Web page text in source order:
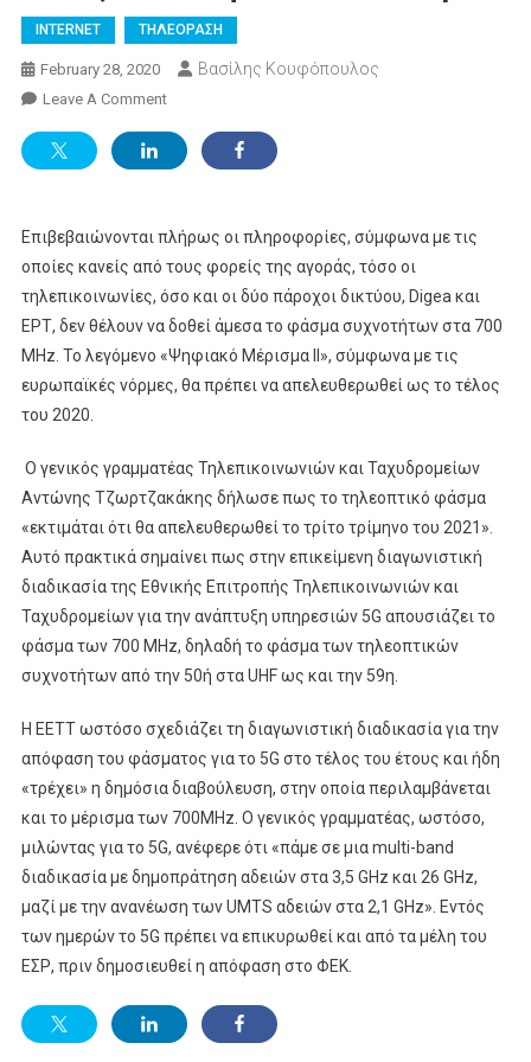
INTERNET ΤΗΛΕΟΡΑΣΗ
February 28, 2020 Βασίλης Κουφόπουλος
Leave A CommentOn
Φάσμα!
Επιβεβαιώνονται πλήρως οι πληροφορίες, σύμφωνα με τις
οποίες κανείς από τους φορείς της αγοράς, τόσο οι
τηλεπικοινωνίες, όσο και οι δύο πάροχοι δικτύου, Digea και
ΕΡΤ, δεν θέλουν να δοθεί άμεσα το φάσμα συχνοτήτων στα 700
MHz. Το λεγόμενο «Ψηφιακό Μέρισμα ΙΙ», σύμφωνα με τις
ευρωπαϊκές νόρμες, θα πρέπει να απελευθερωθεί ως το τέλος
του 2020.
Ο γενικός γραμματέας Τηλεπικοινωνιών και Ταχυδρομείων
Αντώνης Τζωρτζακάκης δήλωσε πως το τηλεοπτικό φάσμα
«εκτιμάται ότι θα απελευθερωθεί το τρίτο τρίμηνο του 2021».
Αυτό πρακτικά σημαίνει πως στην επικείμενη διαγωνιστική
διαδικασία της Εθνικής Επιτροπής Τηλεπικοινωνιών και
Ταχυδρομείων για την ανάπτυξη υπηρεσιών 5G απουσιάζει το
φάσμα των 700 MHz, δηλαδή το φάσμα των τηλεοπτικών
συχνοτήτων από την 50ή στα UΗF ως και την 59η.
Η ΕΕΤΤ ωστόσο σχεδιάζει τη διαγωνιστική διαδικασία για την
απόφαση του φάσματος για το 5G στο τέλος του έτους και ήδη
«τρέχει» η δημόσια διαβούλευση, στην οποία περιλαμβάνεται
και το μέρισμα των 700MHz. O γενικός γραμματέας, ωστόσο,
μιλώντας για το 5G, ανέφερε ότι «πάμε σε μια multi-band
διαδικασία με δημοπράτηση αδειών στα 3,5 GHz και 26 GHz,
μαζί με την ανανέωση των UMTS αδειών στα 2,1 GHz». Εντός
των ημερών το 5G πρέπει να επικυρωθεί και από τα μέλη του
ΕΣΡ, πριν δημοσιευθεί η απόφαση στο ΦΕΚ.